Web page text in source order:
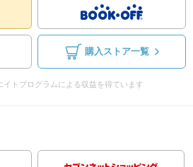
購入ストア一覧
イトプログラムによる収益を得ています